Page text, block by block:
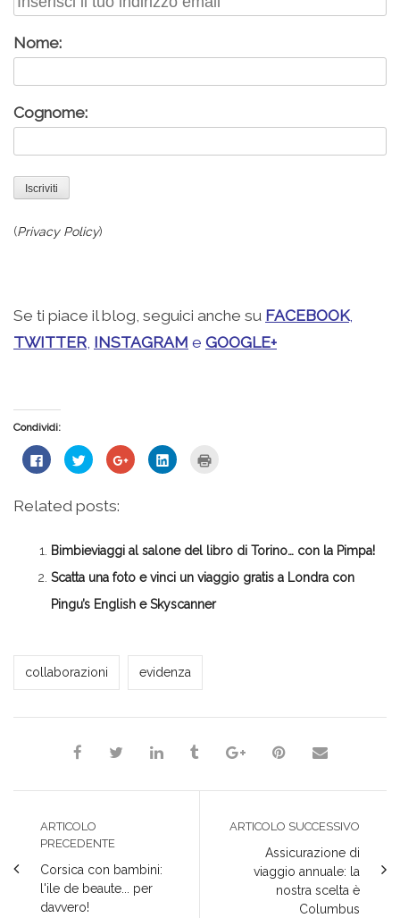
Nome:
Cognome:
(Privacy Policy)
Se ti piace il blog, seguici anche su FACEBOOK,
TWITTER, INSTAGRAM e GOOGLE+
Condividi:
Fai
clic
su
Facebook
in
una
finestra)
Fai
clic
condividere
su
apre
in
nuova
finestra)
Fai
clic
apre
in
nuova
finestra)
Fai
clic
apre
in
nuova
finestra)
una
nuova
Related posts:
Bimbieviaggi al salone del libro di Torino… con la Pimpa!
Scatta una foto e vinci un viaggio gratis a Londra con
Pingu’s English e Skyscanner
Milena Marchioni
collaborazioni
evidenza
ARTICOLO
PRECEDENTE
Corsica con bambini:
l'ile de beaute... per
davvero!
ARTICOLO SUCCESSIVO
Assicurazione di
viaggio annuale: la
nostra scelta è
Columbus